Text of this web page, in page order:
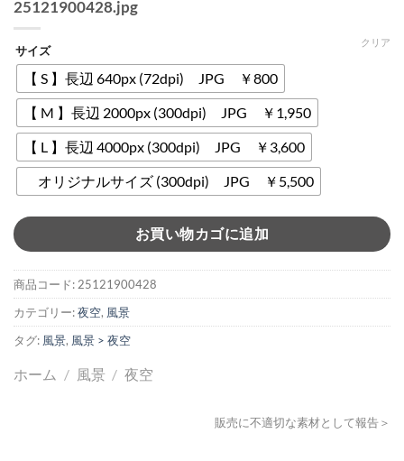
25121900428.jpg
サイズ
【 S 】長辺 640px (72dpi) JPG ￥800
【 M 】長辺 2000px (300dpi) JPG ￥1,950
【 L 】長辺 4000px (300dpi) JPG ￥3,600
オリジナルサイズ (300dpi) JPG ￥5,500
クリア
お買い物カゴに追加
商品コード:25121900428
カテゴリー:夜空, 風景
タグ: 風景, 風景 > 夜空
ホーム / 風景 / 夜空
販売に不適切な素材として報告＞